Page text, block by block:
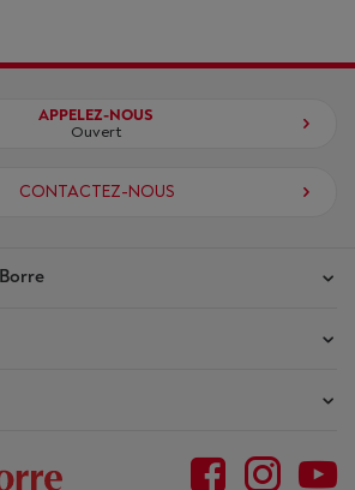
APPELEZ-NOUS
Ouvert
CONTACTEZ-NOUS